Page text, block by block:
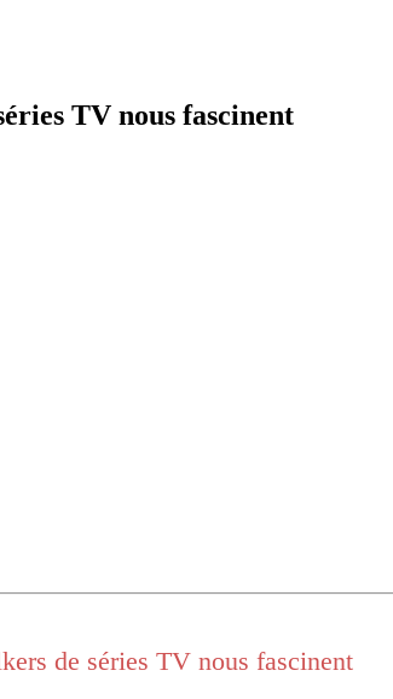
TV nous fascinent
de séries TV nous fascinent